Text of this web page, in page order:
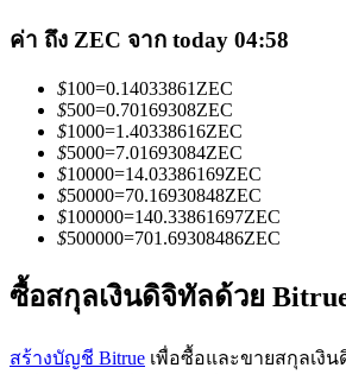
ข้อมูล
การวิเคราะห์ข้อมูลขนาดใหญ่ รวม
ค่า ถึง ZEC จาก today 04:58
$100=0.14033861 ZEC
$500=0.70169308ZEC
$1000=1.40338616ZEC
$5000=7.01693084ZEC
$10000=14.03386169ZEC
$50000=70.16930848ZEC
$100000=140.33861697ZEC
$500000=701.69308486ZEC
ซื้อสกุลเงินดิจิทัลด้วย
สร้างบัญชี Bitrue เพื่อซื้อและขายสกุลเงิ